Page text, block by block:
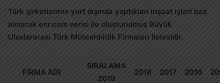
Türk şirketlerinin yurt dışında yaptıkları inşaat işleri baz
alınarak enr.com verisi ile oluşturulmuş Büyük
Uluslararası Türk Müteahhitlik Firmaları listesidir.
FIRMA ADI
SIRALAMA
2019
2018 2017 2016